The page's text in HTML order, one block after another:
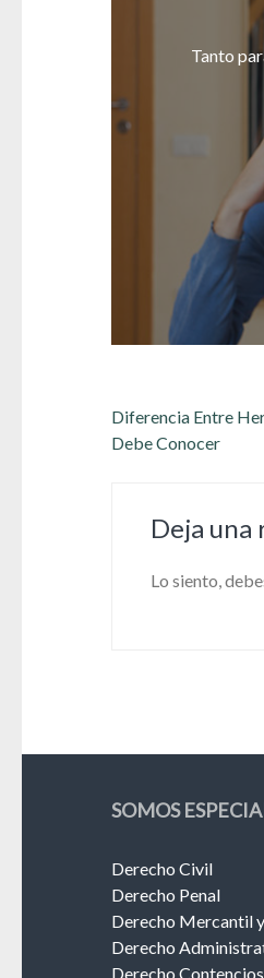
Tanto
Navegación
de
Diferencia Entre
Debe Conocer
Deja una
Lo siento,
SOMOS
Derecho Civil
Derecho Penal
Derecho Mercantil
Derecho
Derecho